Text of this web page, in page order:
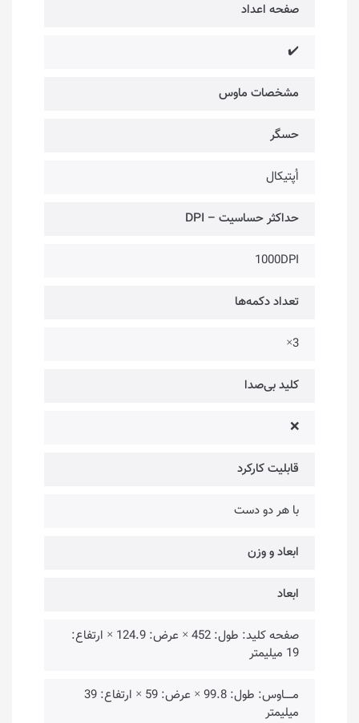
صفحه اعداد
✔️
مشخصات ماوس
حسگر
اُپتیکال
حداکثر حساسیت – DPI
1000DPI
تعداد دکمه‌ها
3×
کلید بی‌صدا
❌
قابلیت کارکرد
با هر دو دست
ابعاد و وزن
ابعاد
صفحه کلید: طول: 452 × عرض: 124.9 × ارتفاع:
19 میلیمتر
مـــــاوس: طول: 99.8 × عرض: 59 × ارتفاع: 39
میلیمتر